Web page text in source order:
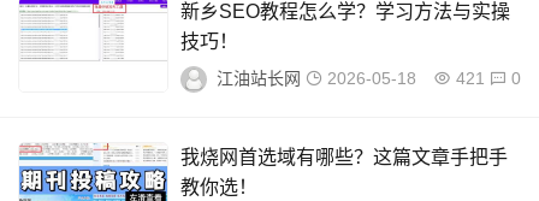
新乡SEO教程怎么学？学习方法与实操
技巧！
江油站长网 2026-05-18 421 0
我烧网首选域有哪些？这篇文章手把手
教你选！